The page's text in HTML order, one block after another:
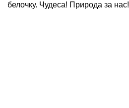
белочку. Чудеса! Природа за нас!